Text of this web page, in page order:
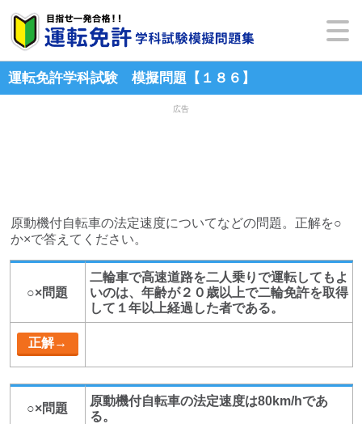
運転免許学科試験 模擬問題【１８６】
広告
原動機付自転車の法定速度についてなどの問題。正解を○
か×で答えてください。
○×問題
二輪車で高速道路を二人乗りで運転してもよ
いのは、年齢が２０歳以上で二輪免許を取得
して１年以上経過した者である。
○×問題
原動機付自転車の法定速度は80km/hであ
る。